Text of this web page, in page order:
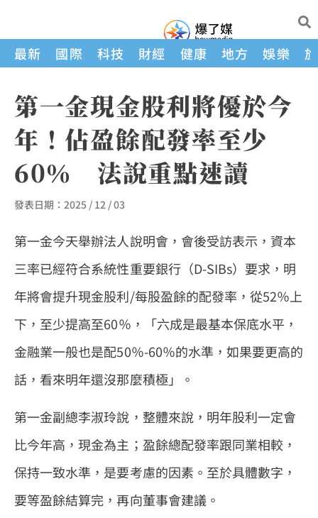
最新 國際 科技 財經 健康 地方 娛樂
第一金現金股利將優於今
年！佔盈餘配發率至少
60％ 法說重點速讀
發表日期： 2025 / 12 / 03
第一金今天舉辦法人說明會，會後受訪表示，資本
三率已經符合系統性重要銀行（D-SIBs）要求，明
年將會提升現金股利/每股盈餘的配發率，從52％上
下，至少提高至60％，「六成是最基本保底水平，
金融業一般也是配50％-60％的水準，如果要更高的
話，看來明年還沒那麼積極」。
第一金副總李淑玲說，整體來說，明年股利一定會
比今年高，現金為主；盈餘總配發率跟同業相較，
保持一致水準，是要考慮的因素。至於具體數字，
要等盈餘結算完，再向董事會建議。